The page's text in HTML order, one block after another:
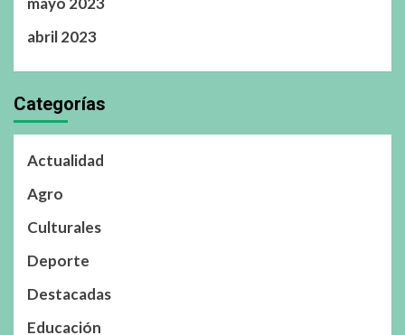
abril 2023
Categorías
Actualidad
Agro
Culturales
Deporte
Destacadas
Educación